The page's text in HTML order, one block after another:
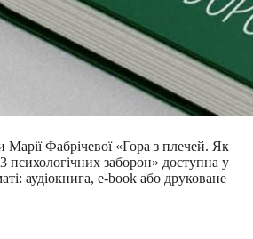
Марії Фабрічевої «Гора з плечей. Як
психологічних заборон» доступна у
аудіокнига, e-book або друковане